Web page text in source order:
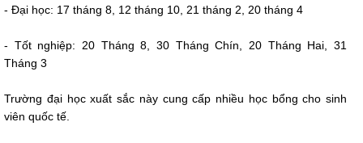
- Đại học: 17 tháng 8, 12 tháng 10, 21 tháng 2, 20 tháng 4
- Tốt nghiệp: 20 Tháng 8, 30 Tháng Chín, 20 Tháng Hai, 31
Tháng 3
Trường đại học xuất sắc này cung cấp nhiều học bổng cho sinh
viên quốc tế.